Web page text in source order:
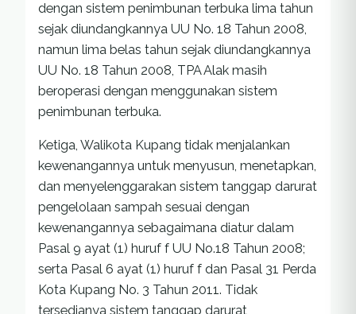
dengan sistem penimbunan terbuka lima tahun
sejak diundangkannya UU No. 18 Tahun 2008,
namun lima belas tahun sejak diundangkannya
UU No. 18 Tahun 2008, TPA Alak masih
beroperasi dengan menggunakan sistem
penimbunan terbuka.
Ketiga, Walikota Kupang tidak menjalankan
kewenangannya untuk menyusun, menetapkan,
dan menyelenggarakan sistem tanggap darurat
pengelolaan sampah sesuai dengan
kewenangannya sebagaimana diatur dalam
Pasal 9 ayat (1) huruf f UU No.18 Tahun 2008;
serta Pasal 6 ayat (1) huruf f dan Pasal 31 Perda
Kota Kupang No. 3 Tahun 2011. Tidak
tersedianya sistem tanggap darurat